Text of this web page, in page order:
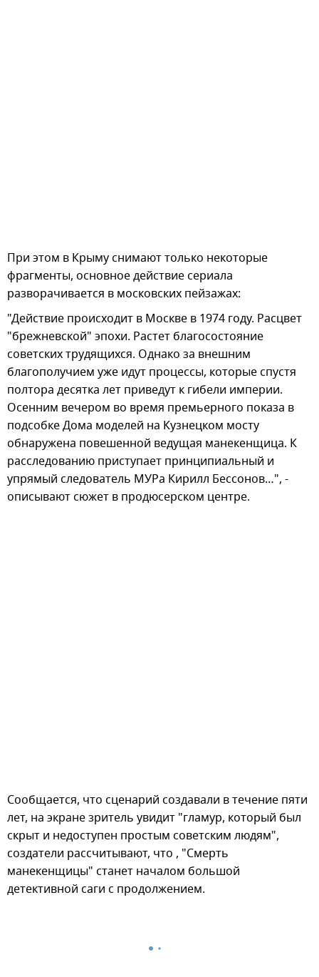
При этом в Крыму снимают только некоторые
фрагменты, основное действие сериала
разворачивается в московских пейзажах:
"Действие происходит в Москве в 1974 году. Расцвет
"брежневской" эпохи. Растет благосостояние
советских трудящихся. Однако за внешним
благополучием уже идут процессы, которые спустя
полтора десятка лет приведут к гибели империи.
Осенним вечером во время премьерного показа в
подсобке Дома моделей на Кузнецком мосту
обнаружена повешенной ведущая манекенщица. К
расследованию приступает принципиальный и
упрямый следователь МУРа Кирилл Бессонов…", -
описывают сюжет в продюсерском центре.
Сообщается, что сценарий создавали в течение пяти
лет, на экране зритель увидит "гламур, который был
скрыт и недоступен простым советским людям",
создатели рассчитывают, что , "Смерть
манекенщицы" станет началом большой
детективной саги с продолжением.